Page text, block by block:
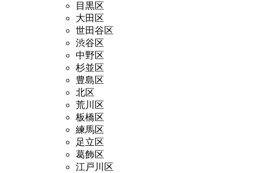
目黒区
大田区
世田谷区
渋谷区
中野区
杉並区
豊島区
北区
荒川区
板橋区
練馬区
足立区
葛飾区
江戸川区